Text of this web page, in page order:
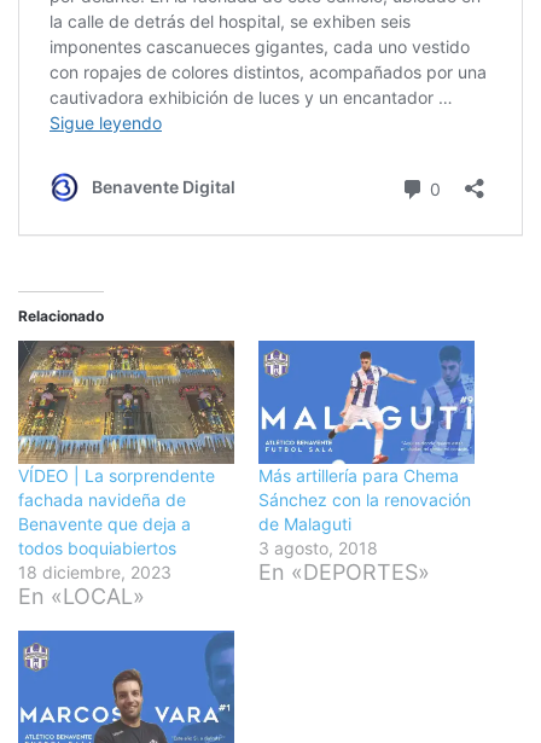
Relacionado
VÍDEO | La sorprendente
fachada navideña de
Benavente que deja a
todos boquiabiertos
18 diciembre, 2023
En «LOCAL»
Más artillería para Chema
Sánchez con la renovación
de Malaguti
3 agosto, 2018
En «DEPORTES»